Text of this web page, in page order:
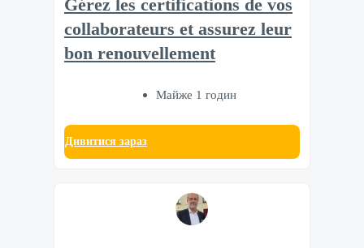
Gérez les certifications de vos
collaborateurs et assurez leur
bon renouvellement
Майже 1 годин
Дивитися зараз